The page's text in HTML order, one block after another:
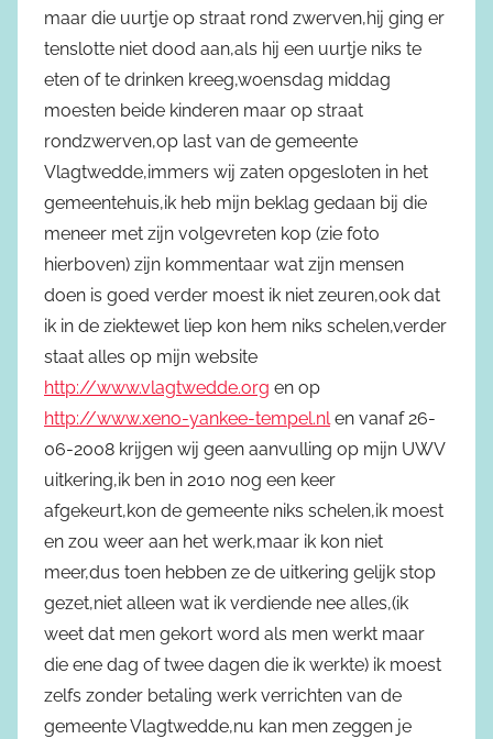
maar die uurtje op straat rond zwerven,hij ging er
tenslotte niet dood aan,als hij een uurtje niks te
eten of te drinken kreeg,woensdag middag
moesten beide kinderen maar op straat
rondzwerven,op last van de gemeente
Vlagtwedde,immers wij zaten opgesloten in het
gemeentehuis,ik heb mijn beklag gedaan bij die
meneer met zijn volgevreten kop (zie foto
hierboven) zijn kommentaar wat zijn mensen
doen is goed verder moest ik niet zeuren,ook dat
ik in de ziektewet liep kon hem niks schelen,verder
staat alles op mijn website
http://www.vlagtwedde.org en op
http://www.xeno-yankee-tempel.nlen vanaf 26-
06-2008 krijgen wij geen aanvulling op mijn UWV
uitkering,ik ben in 2010 nog een keer
afgekeurt,kon de gemeente niks schelen,ik moest
en zou weer aan het werk,maar ik kon niet
meer,dus toen hebben ze de uitkering gelijk stop
gezet,niet alleen wat ik verdiende nee alles,(ik
weet dat men gekort word als men werkt maar
die ene dag of twee dagen die ik werkte) ik moest
zelfs zonder betaling werk verrichten van de
gemeente Vlagtwedde,nu kan men zeggen je